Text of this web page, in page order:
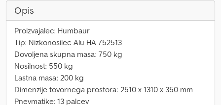
Opis
Proizvajalec: Humbaur
Tip: Nizkonosilec Alu HA 752513
Dovoljena skupna masa: 750 kg
Nosilnost: 550 kg
Lastna masa: 200 kg
Dimenzije tovornega prostora: 2510 x 1310 x 350 mm
Pnevmatike: 13 palcev